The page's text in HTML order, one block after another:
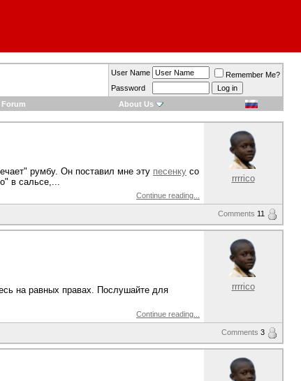
User Name
Remember Me?
Password
Forum About Us
румбу. Он поставил мне эту песенку со
в сальсе,...
Continue reading...
rrrrico
Comments 11
на равных правах. Послушайте для
Continue reading...
rrrrico
Comments 3